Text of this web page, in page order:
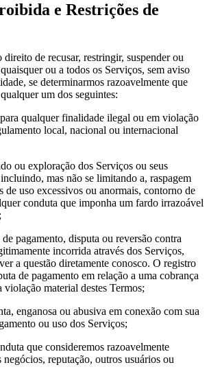
e Restrições de
de recusar, restringir, suspender ou
ou a todos os Serviços, sem aviso
se determinarmos razoavelmente que
um dos seguintes:
qualquer finalidade ilegal ou em violação
local, nacional ou internacional
ou exploração dos Serviços ou seus
mas não se limitando a, raspagem
de uso excessivos ou anormais, contorno de
conduta que imponha um fardo irrazoável
pagamento, disputa ou reversão contra
incorrida através dos Serviços,
a questão diretamente conosco. O registro
de pagamento em relação a uma cobrança
material destes Termos;
enganosa ou abusiva em conexão com sua
ou uso dos Serviços;
que consideremos razoavelmente
reputação, outros usuários ou